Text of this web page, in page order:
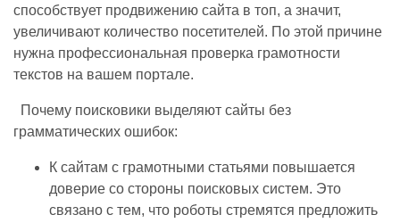
способствует продвижению сайта в топ, а значит,
увеличивают количество посетителей. По этой причине
нужна профессиональная проверка грамотности
текстов на вашем портале.
Почему поисковики выделяют сайты без
грамматических ошибок:
К сайтам с грамотными статьями повышается
доверие со стороны поисковых систем. Это
связано с тем, что роботы стремятся предложить